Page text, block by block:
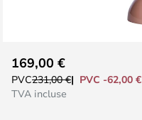
to
the
169,00 €
PVC231,00 €
PVC -62,00 €
TVA incluse